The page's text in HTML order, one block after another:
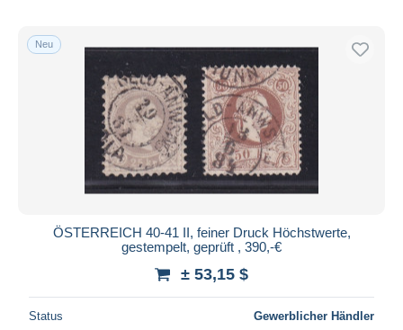
Neu
ÖSTERREICH 40-41 II, feiner Druck Höchstwerte,
gestempelt, geprüft , 390,-€
± 53,15 $
Status Gewerblicher Händler